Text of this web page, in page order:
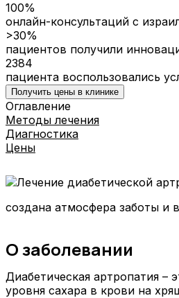
100%
онлайн-консультаций с
>30%
пациентов получили
2384
пациента воспользовались
Получить цены в клинике
Оглавление
Методы лечения
Диагностика
Цены
создана атмосфера заботы и
О заболевании
Диабетическая артропатия –
уровня сахара в крови на